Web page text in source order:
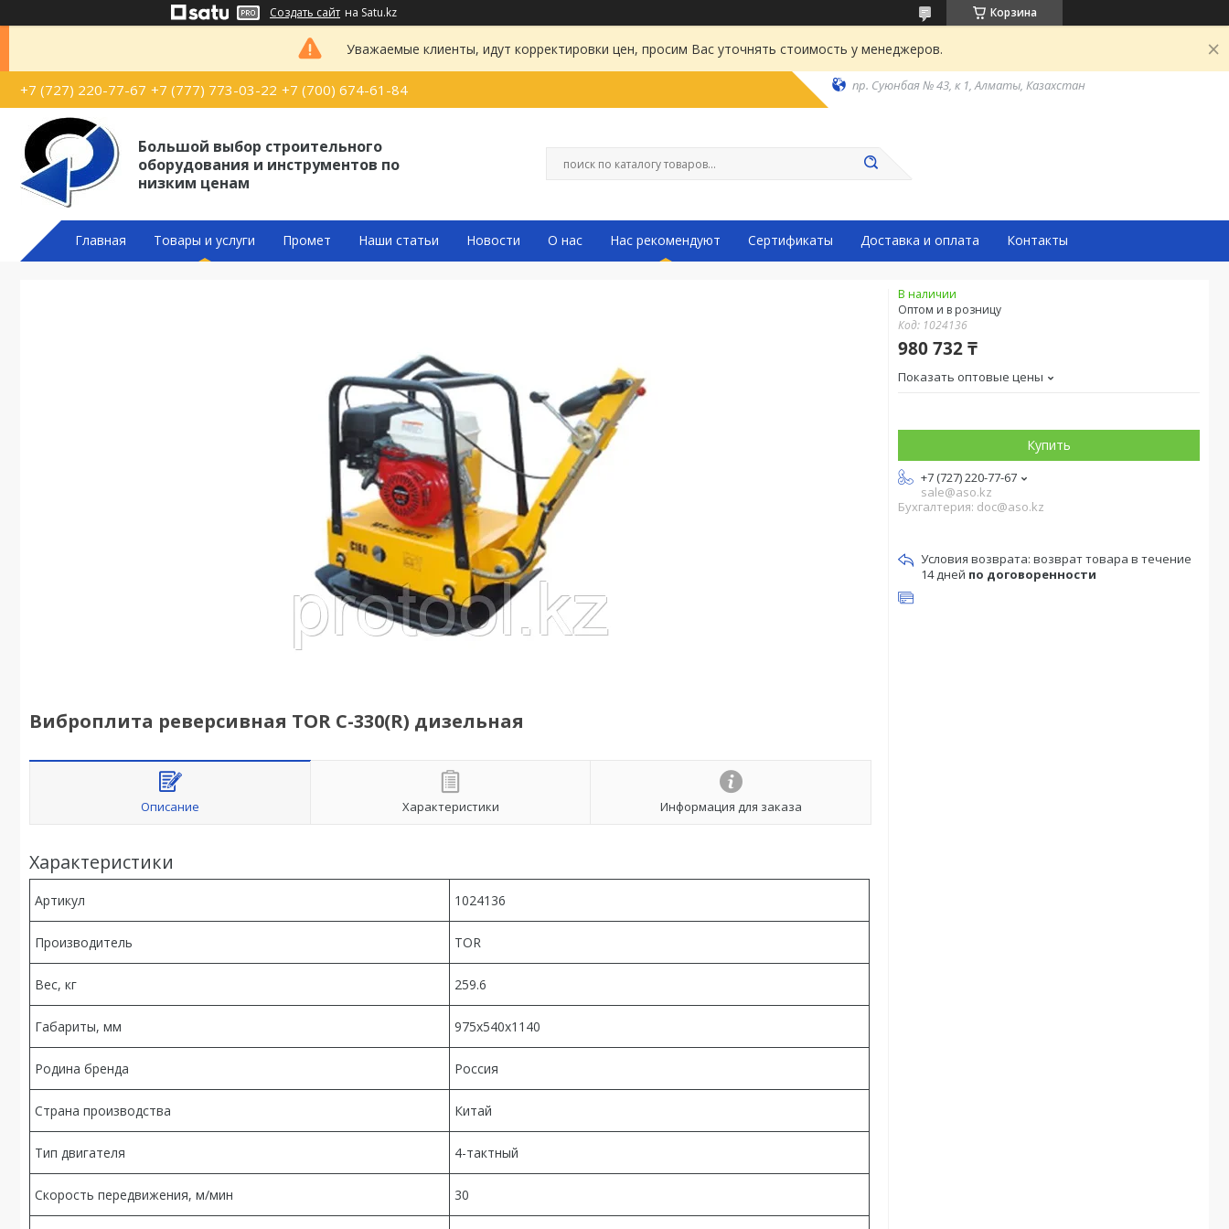
Создать сайт на Satu.kz Корзина
Уважаемые клиенты, идут корректировки цен, просим Вас уточнять стоимость у менеджеров.
+7 (727) 220-77-67 +7 (777) 773-03-22 +7 (700) 674-61-84 пр. Суюнбая № 43, к 1, Алматы, Казахстан
Большой выбор строительного
оборудования и инструментов по
низким ценам
Главная Товары и услуги Промет Наши статьи Новости О нас Нас рекомендуют Сертификаты Доставка и оплата Контакты
Виброплита реверсивная TOR C-330(R) дизельная
Описание Характеристики Информация для заказа
Характеристики
Артикул 1024136
Производитель TOR
Вес, кг 259.6
Габариты, мм 975х540х1140
Родина бренда Россия
Страна производства Китай
Тип двигателя 4-тактный
Скорость передвижения, м/мин 30
В наличии
Оптом и в розницу
Код: 1024136
980 732 ₸
Показать оптовые цены
Купить
+7 (727) 220-77-67
sale@aso.kz
Бухгалтерия: doc@aso.kz
возврат товара в течение
14 дней по договоренности